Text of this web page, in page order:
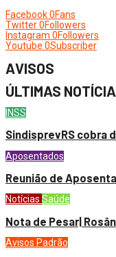
Facebook0Fans
Twitter0Followers
Instagram 0Followers
Youtube 0Subscriber
AVISOS
ÚLTIMAS
INSS
SindisprevRS cobra
Aposentados
Reunião de
Notícias Saúde
Nota de Pesar|
Avisos Padrão